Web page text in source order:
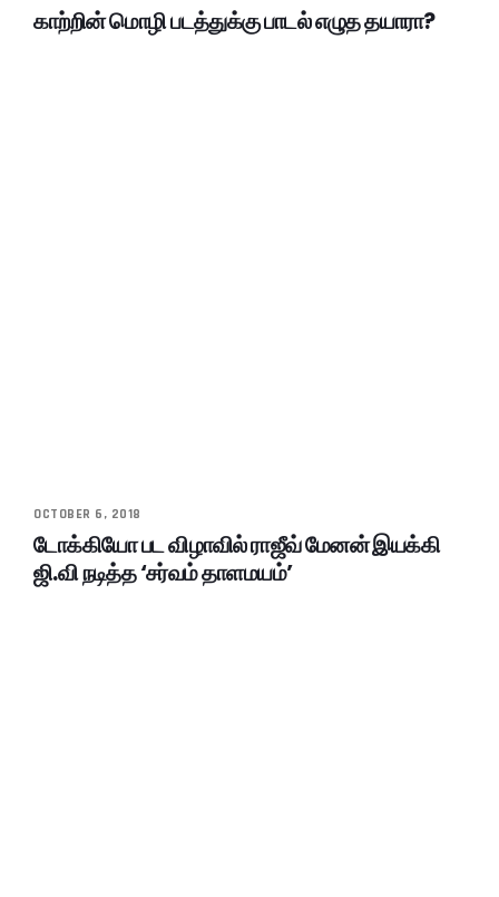
காற்றின் மொழி படத்துக்கு பாடல் எழுத தயாரா?
OCTOBER 6, 2018
டோக்கியோ பட விழாவில் ராஜீவ் மேனன் இயக்கி
ஜி.வி நடித்த ‘சர்வம் தாளமயம்’